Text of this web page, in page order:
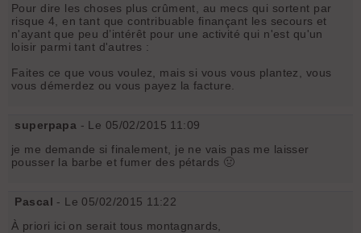
Pour dire les choses plus crûment, au mecs qui sortent par
risque 4, en tant que contribuable finançant les secours et
n'ayant que peu d’intérêt pour une activité qui n'est qu'un
loisir parmi tant d'autres :
Faites ce que vous voulez, mais si vous vous plantez, vous
vous démerdez ou vous payez la facture.
superpapa - Le 05/02/2015 11:09
je me demande si finalement, je ne vais pas me laisser
pousser la barbe et fumer des pétards 🤢
Pascal - Le 05/02/2015 11:22
À priori ici on serait tous montagnards,